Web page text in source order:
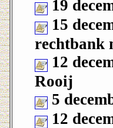
19
15
rechtbank
12
Rooij
5
12